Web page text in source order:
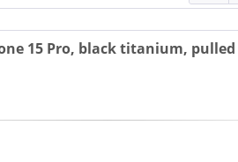
15 Pro, black titanium, pulled